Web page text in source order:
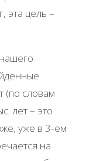
эта цель –
(по словам
лет – это
уже в 3-ем
на